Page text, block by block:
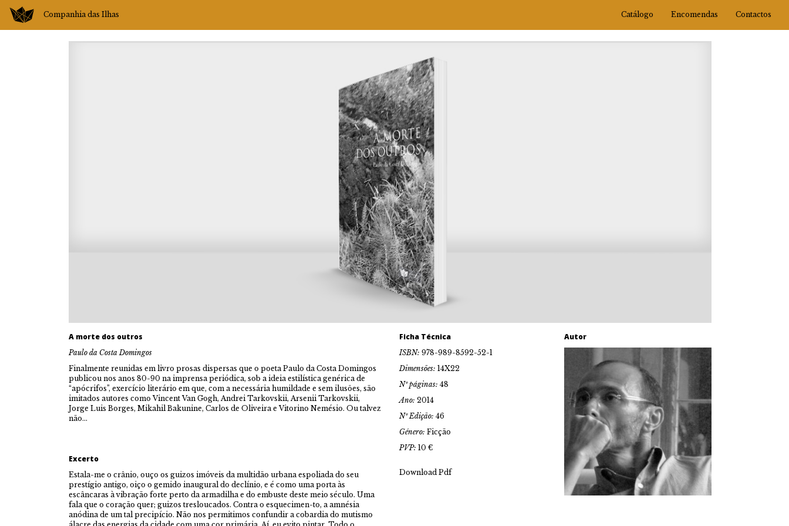
Companhia das Ilhas Catálogo Encomendas Contactos
A morte dos outros
Paulo da Costa Domingos
Finalmente reunidas em livro prosas dispersas que o poeta Paulo da Costa Domingos
publicou nos anos 80-90 na imprensa periódica, sob a ideia estilística genérica de
“apócrifos”, exercício literário em que, com a necessária humildade e sem ilusões, são
imitados autores como Vincent Van Gogh, Andrei Tarkovskii, Arsenii Tarkovskii,
Jorge Luis Borges, Mikahil Bakunine, Carlos de Oliveira e Vitorino Nemésio. Ou talvez
não…
Excerto
Estala-me o crânio, ouço os guizos imóveis da multidão urbana espoliada do seu
prestígio antigo, oiço o gemido inaugural do declínio, e é como uma porta às
escâncaras à vibração forte perto da armadilha e do embuste deste meio século. Uma
fala que o coração quer; guizos tresloucados. Contra o esquecimen-to, a amnésia
anódina de um tal precipício. Não nos permitimos confundir a cobardia do mutismo
Ficha Técnica
ISBN: 978-989-8592-52-1
Dimensões: 14X22
Nº páginas: 48
Ano: 2014
Nº Edição: 46
Género: Ficção
PVP: 10 €
Download Pdf
Autor